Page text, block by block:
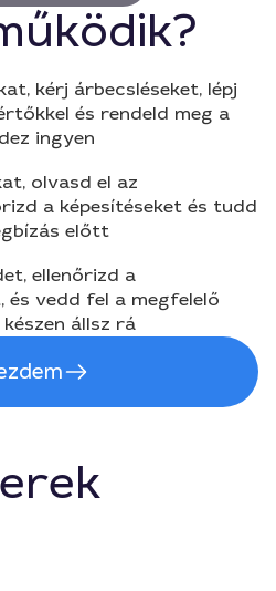
kérj árbecsléseket, lépj
és rendeld meg a
ingyen
olvasd el az
a képesítéseket és tudd
előtt
ellenőrizd a
és vedd fel a megfelelő
állsz rá